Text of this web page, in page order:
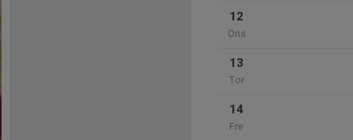
12
Ons
13
Tor
14
Fre